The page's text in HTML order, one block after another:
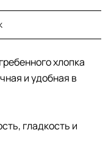
хлопка
и удобная в
гладкость и